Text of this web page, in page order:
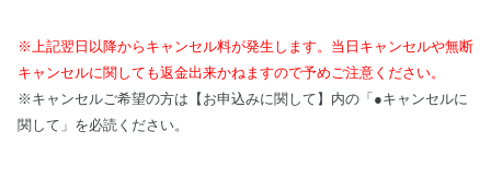
※上記翌日以降からキャンセル料が発生します。当日キャンセルや無断
キャンセルに関しても返金出来かねますので予めご注意ください。
※キャンセルご希望の方は【お申込みに関して】内の「●キャンセルに
関して」を必読ください。